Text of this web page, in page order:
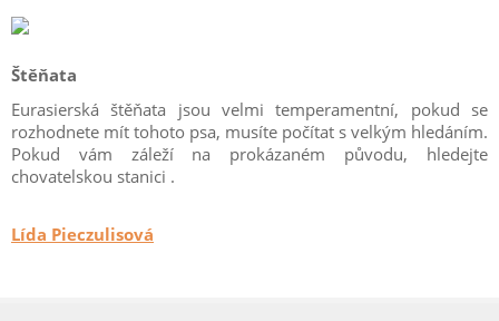
Štěňata
Eurasierská štěňata jsou velmi temperamentní, pokud se
rozhodnete mít tohoto psa, musíte počítat s velkým hledáním.
Pokud vám záleží na prokázaném původu, hledejte
chovatelskou stanici .
Lída Pieczulisová